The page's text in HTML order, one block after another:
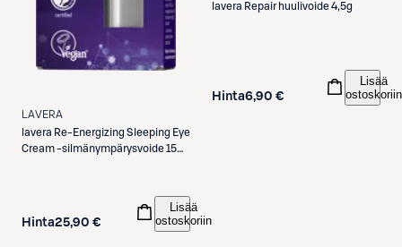
LAVERA
lavera Re-Energizing Sleeping Eye
Cream -silmänympärysvoide 15
Hinta25,90 €
Lisää
ostoskoriin
lavera Repair huulivoide 4,5g
Hinta6,90 €
Lisää
ostoskoriin